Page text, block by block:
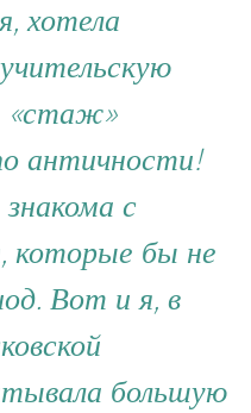
хотела
«стаж»
античности!
с
которые бы не
Вот и я, в
большую